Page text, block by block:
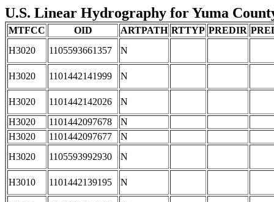
U.S. Linear Hydrography for Yuma
MTFCC OID ARTPATH RTTYP PREDIR
H3020
1105593661357 N
H3020 1101442141999 N
H3020 1101442142026
N
H3020
1101442097678
N
H3020
1101442097677
N
H3020
1105593992930 N
H3010 1101442139195 N